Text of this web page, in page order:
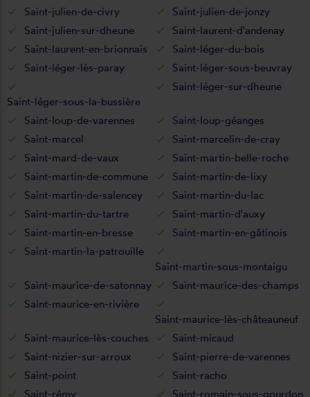
Saint-julien-de-civry
Saint-julien-de-jonzy
Saint-julien-sur-dheune
Saint-laurent-d'andenay
Saint-laurent-en-brionnais
Saint-léger-du-bois
Saint-léger-lès-paray
Saint-léger-sous-beuvray
Saint-léger-sous-la-bussière
Saint-léger-sur-dheune
Saint-loup-de-varennes
Saint-loup-géanges
Saint-marcel
Saint-marcelin-de-cray
Saint-mard-de-vaux
Saint-martin-belle-roche
Saint-martin-de-commune
Saint-martin-de-lixy
Saint-martin-de-salencey
Saint-martin-du-lac
Saint-martin-du-tartre
Saint-martin-d'auxy
Saint-martin-en-bresse
Saint-martin-en-gâtinois
Saint-martin-la-patrouille
Saint-martin-sous-montaigu
Saint-maurice-de-satonnay
Saint-maurice-des-champs
Saint-maurice-en-rivière
Saint-maurice-lès-châteauneuf
Saint-maurice-lès-couches
Saint-micaud
Saint-nizier-sur-arroux
Saint-pierre-de-varennes
Saint-point
Saint-racho
Saint-rémy
Saint-romain-sous-gourdon